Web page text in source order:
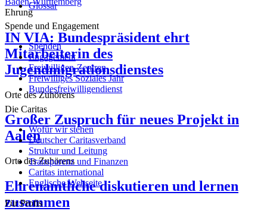
Ehrung
IN VIA: Bundespräsident ehrt
Mitarbeiterin des
Jugendmigrationsdienstes
Orte des Zuhörens
Großer Zuspruch für neues Projekt in
Aalen
Orte des Zuhörens
Ehrenamtliche diskutieren und lernen
zusammen
Glossar
Spende und Engagement
Spenden
Engagement
Freiwilligen-Zentren
Freiwilliges Soziales Jahr
Bundesfreiwilligendienst
Die Caritas
Wofür wir stehen
Deutscher Caritasverband
Struktur und Leitung
Transparenz und Finanzen
Caritas international
Englische Webseite
Für Profis